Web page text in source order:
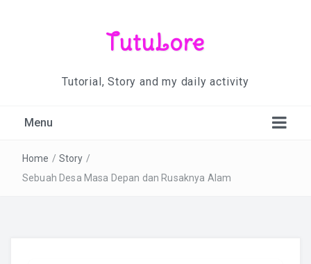
TutuLore
Tutorial, Story and my daily activity
Menu
Home / Story /
Sebuah Desa Masa Depan dan Rusaknya Alam